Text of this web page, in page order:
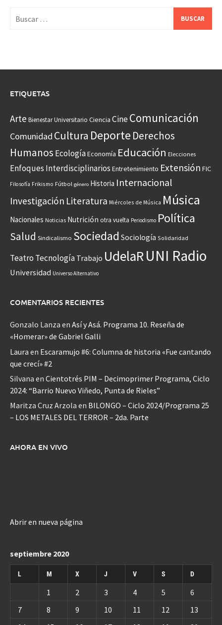
ETIQUETAS
Arte Bienestar Universitario Ciencia CineComunicación
Comunidad Cultura Deporte Derechos
Humanos EcologíaEconomía Educación Elecciones
Enfoques Interdisciplinarios Entretenimiento Extensión FIC
Filosofía Frikismo Fútbol género Historia Internacional
Investigación Literatura Miércoles de Música Música
Nacionales Noticias Nutrición otra vuelta Periodismo Política
Salud Sindicalismo Sociedad Sociología Solidaridad
Teatro Tecnología Trabajo UdelaRUNI Radio
Universidad Universo Alternativo
COMENTARIOS RECIENTES
Gonzalo Lanza en Así y Asá. Programa 10. Reseña de
«Homerar» de Gabriel Galli
Laura en Escaramujo #6: Columna de historia «Fue cantando
que crecí» #2
Silvana en Cientotrés PIM – Decimoprimer Programa, Ciclo
2024: “Barrio Nuevo Viñedo, Punta de Rieles”
Maritza Cruz Arzola en BILONGO – Ciclo 2024/Programa 25
– LOS METALES DEL TERROR – 2da. Parte
AHORA EN VIVO
Abrir en nueva página
septiembre 2020
L M X J V S D
1 2 3 4 5
6
7
8 9 10 11 12
13